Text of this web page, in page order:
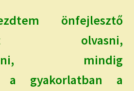
önfejlesztő
olvasni,
mindig
a gyakorlatban a